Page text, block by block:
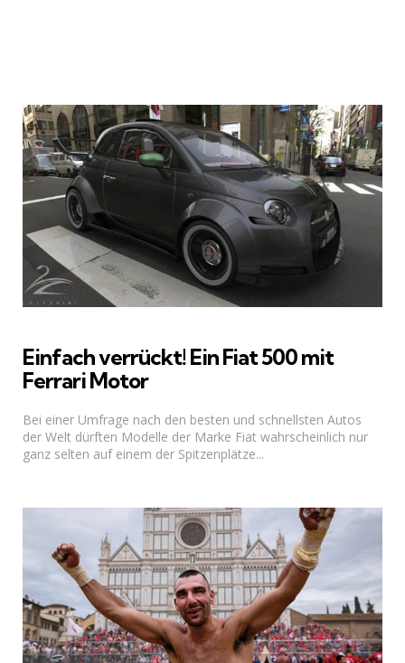
Einfach verrückt! Ein Fiat 500 mit
Ferrari Motor
Bei einer Umfrage nach den besten und schnellsten Autos
der Welt dürften Modelle der Marke Fiat wahrscheinlich nur
ganz selten auf einem der Spitzenplätze...